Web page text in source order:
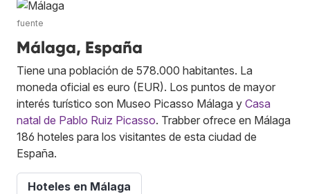
fuente
Málaga, España
Tiene una población de 578.000 habitantes. La
moneda oficial es euro (EUR). Los puntos de mayor
interés turístico son Museo Picasso Málaga y Casa
natal de Pablo Ruiz Picasso. Trabber ofrece en Málaga
186 hoteles para los visitantes de esta ciudad de
España.
Hoteles en Málaga